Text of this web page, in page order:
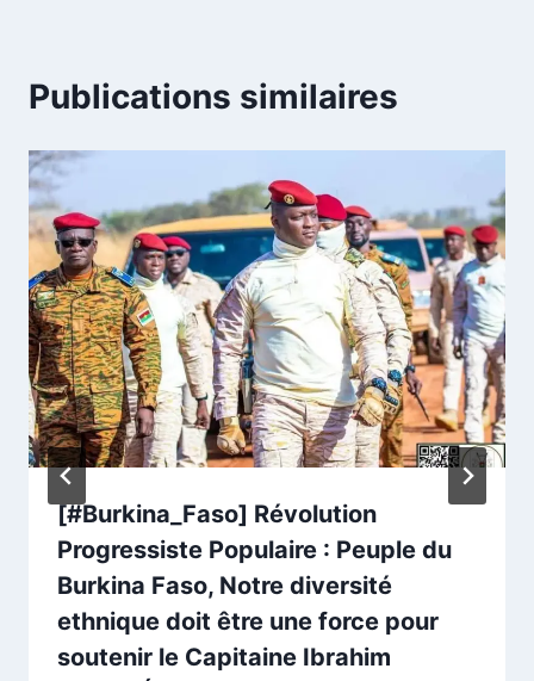
Publications similaires
[#Burkina_Faso] Révolution
Progressiste Populaire : Peuple du
Burkina Faso, Notre diversité
ethnique doit être une force pour
soutenir le Capitaine Ibrahim